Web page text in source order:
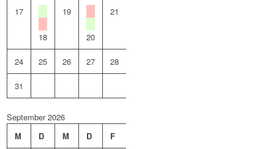
17
18
19
20
21
24 25 26 27 28
31
September 2026
M
D M D F